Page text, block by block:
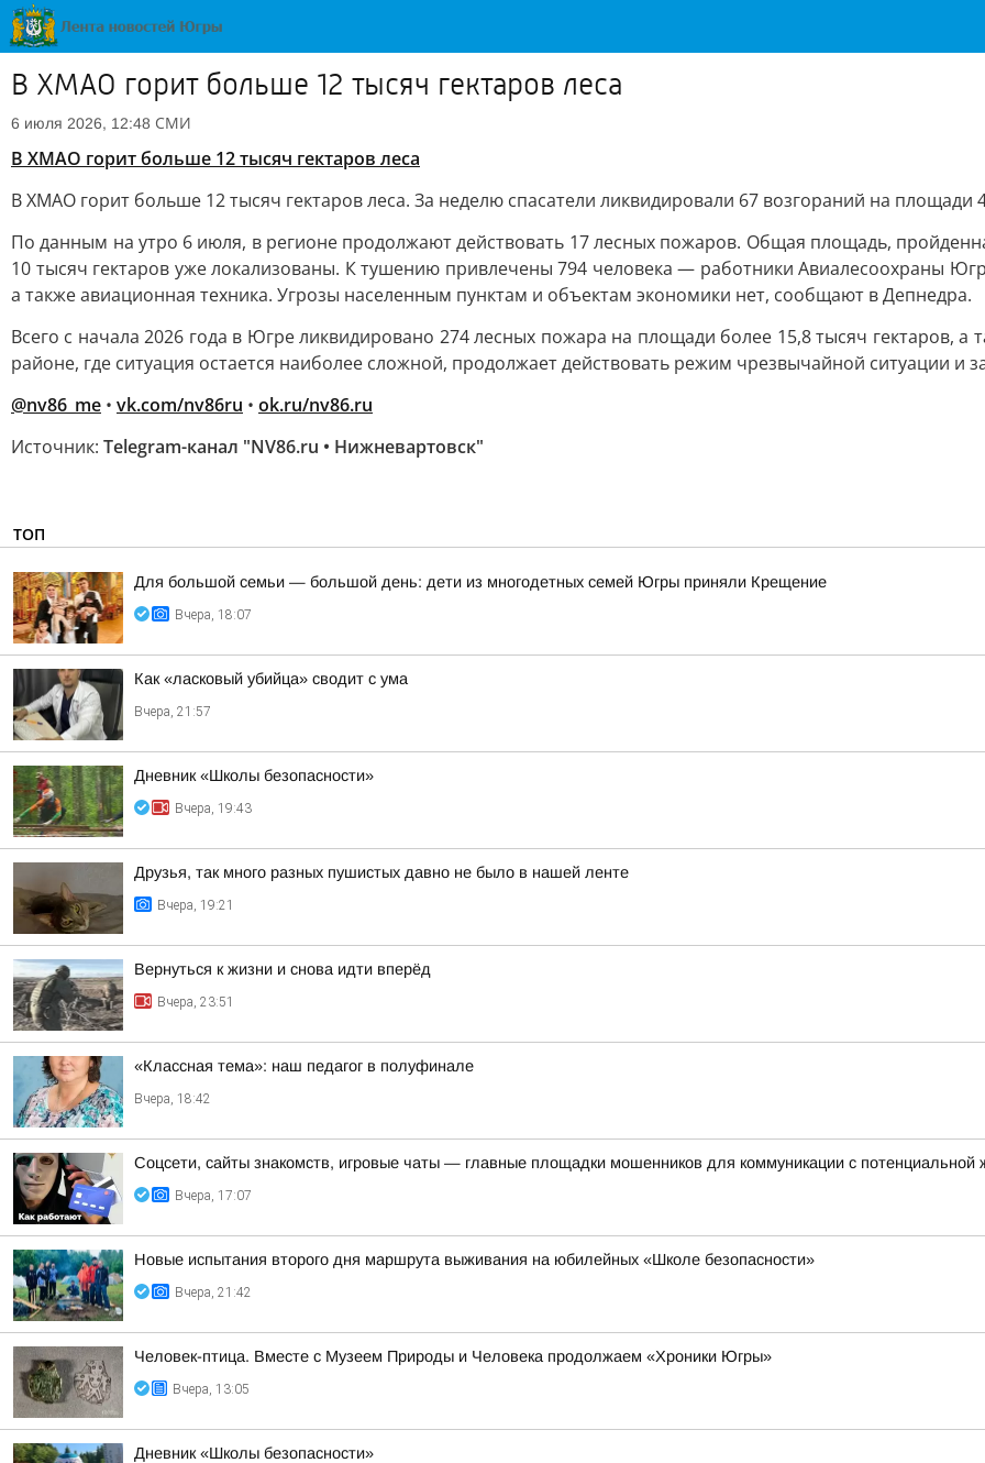
В ХМАО горит больше 12 тысяч гектаров леса
6 июля 2026, 12:48 СМИ
В ХМАО горит больше 12 тысяч гектаров леса
В ХМАО горит больше 12 тысяч гектаров леса. За неделю спасатели ликвидировали 67 возгораний на площади
По данным на утро 6 июля, в регионе продолжают действовать 17 лесных пожаров. Общая площадь,
10 тысяч гектаров уже локализованы. К тушению привлечены 794 человека — работники Авиалесоохраны
а также авиационная техника. Угрозы населенным пунктам и объектам экономики нет, сообщают в Депнедра.
Всего с начала 2026 года в Югре ликвидировано 274 лесных пожара на площади более 15,8 тысяч гектаров,
районе, где ситуация остается наиболее сложной, продолжает действовать режим чрезвычайной ситуации и
@nv86_me • vk.com/nv86ru • ok.ru/nv86.ru
Источник: Telegram-канал "NV86.ru • Нижневартовск"
ТОП
Для большой семьи — большой день: дети из многодетных семей Югры приняли Крещение
Вчера, 18:07
Как «ласковый убийца» сводит с ума
Вчера, 21:57
Дневник «Школы безопасности»
Вчера, 19:43
Друзья, так много разных пушистых давно не было в нашей ленте
Вчера, 19:21
Вернуться к жизни и снова идти вперёд
Вчера, 23:51
«Классная тема»: наш педагог в полуфинале
Вчера, 18:42
Соцсети, сайты знакомств, игровые чаты — главные площадки мошенников для коммуникации с потенциальной
Вчера, 17:07
Новые испытания второго дня маршрута выживания на юбилейных «Школе безопасности»
Вчера, 21:42
Человек-птица. Вместе с Музеем Природы и Человека продолжаем «Хроники Югры»
Вчера, 13:05
Дневник «Школы безопасности»